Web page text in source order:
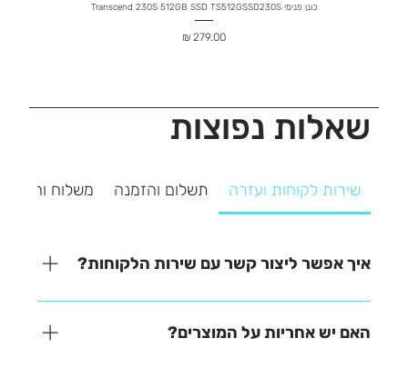
כונן פנימי Transcend 230S 512GB SSD TS512GSSD230S
מחיר
שאלות נפוצות
שירות לקוחות ועזרה תשלום והזמנה משלוח
איך אפשר ליצור קשר עם שירות הלקוחות?
אנחנו כאן כדי לעזור! ניתן ליצור איתנו קשר בקלות דרך
אחת מהאפשרויות הבאות: - בטלפון – 03-641-6555 -
האם יש אחריות על המוצרים?